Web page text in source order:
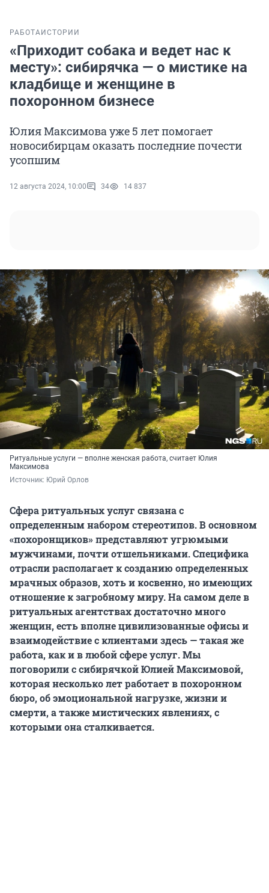
РАБОТА ИСТОРИИ
«Приходит собака и ведет нас к
месту»: сибирячка — о мистике на
кладбище и женщине в
похоронном бизнесе
Юлия Максимова уже 5 лет помогает
новосибирцам оказать последние почести
усопшим
12 августа 2024, 10:00 34 14 837
Ритуальные услуги — вполне женская работа, считает Юлия
Максимова
Источник: Юрий Орлов
Сфера ритуальных услуг связана с
определенным набором стереотипов. В основном
«похоронщиков» представляют угрюмыми
мужчинами, почти отшельниками. Специфика
отрасли располагает к созданию определенных
мрачных образов, хоть и косвенно, но имеющих
отношение к загробному миру. На самом деле в
ритуальных агентствах достаточно много
женщин, есть вполне цивилизованные офисы и
взаимодействие с клиентами здесь — такая же
работа, как и в любой сфере услуг. Мы
поговорили с сибирячкой Юлией Максимовой,
которая несколько лет работает в похоронном
бюро, об эмоциональной нагрузке, жизни и
смерти, а также мистических явлениях, с
которыми она сталкивается.